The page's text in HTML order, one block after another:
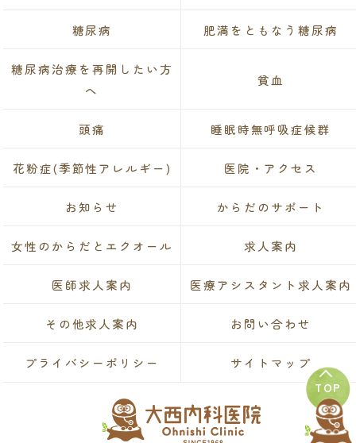
TOP
糖尿病 肥満をともなう糖尿病
糖尿病治療を再開したい方
へ
貧血
頭痛 睡眠時無呼吸症候群
花粉症(季節性アレルギー) 医院・アクセス
お知らせ からだのサポート
女性のからだとエクオール 求人案内
医師求人案内 医療アシスタント求人案内
その他求人案内 お問い合わせ
プライバシーポリシー サイトマップ